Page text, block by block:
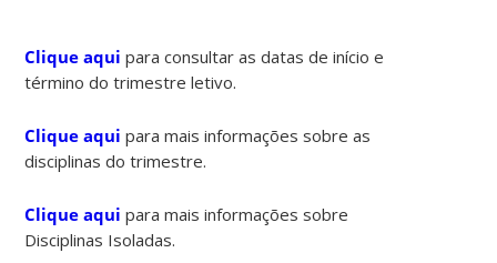
Clique aqui para consultar as datas de início e
término do trimestre letivo.
Clique aqui para mais informações sobre as
disciplinas do trimestre.
Clique aqui para mais informações sobre
Disciplinas Isoladas.